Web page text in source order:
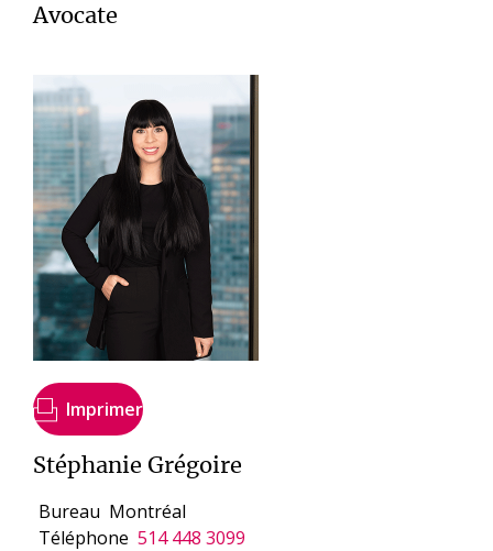
Avocate
Imprimer
Stéphanie Grégoire
Bureau Montréal
Téléphone 514 448 3099